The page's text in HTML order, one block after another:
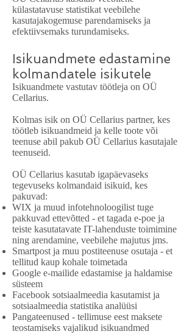
külastatavuse statistikat veebilehe
kasutajakogemuse parendamiseks ja
efektiivsemaks turundamiseks.
Isikuandmete edastamine
kolmandatele isikutele
Isikuandmete vastutav töötleja on OÜ
Cellarius.
Kolmas isik on OÜ Cellarius partner, kes
töötleb isikuandmeid ja kelle toote või
teenuse abil pakub OÜ Cellarius kasutajale
teenuseid.
OÜ Cellarius kasutab igapäevaseks
tegevuseks kolmandaid isikuid, kes
pakuvad:
WIX ja muud infotehnoloogilist tuge
pakkuvad ettevõtted - et tagada e-poe ja
teiste kasutatavate IT-lahenduste toimimine
ning arendamine, veebilehe majutus jms.
Smartpost ja muu postiteenuse osutaja - et
tellitud kaup kohale toimetada
Google e-mailide edastamise ja haldamise
süsteem
Facebook sotsiaalmeedia kasutamist ja
sotsiaalmeedia statistika analüüsi
Pangateenused - tellimuse eest maksete
teostamiseks vajalikud isikuandmed